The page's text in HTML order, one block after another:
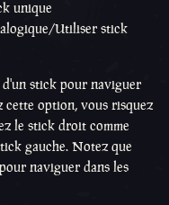
unique
Utiliser stick
stick pour naviguer
cette option, vous risquez
le stick droit comme
gauche. Notez que
naviguer dans les